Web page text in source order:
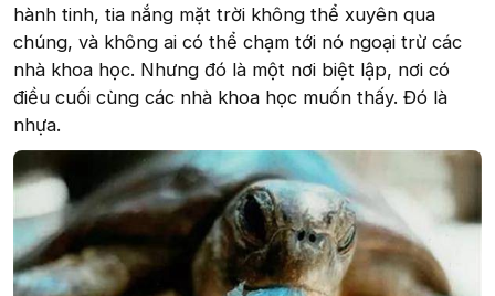
hành tinh, tia nắng mặt trời không thể xuyên qua
chúng, và không ai có thể chạm tới nó ngoại trừ các
nhà khoa học. Nhưng đó là một nơi biệt lập, nơi có
điều cuối cùng các nhà khoa học muốn thấy. Đó là
nhựa.